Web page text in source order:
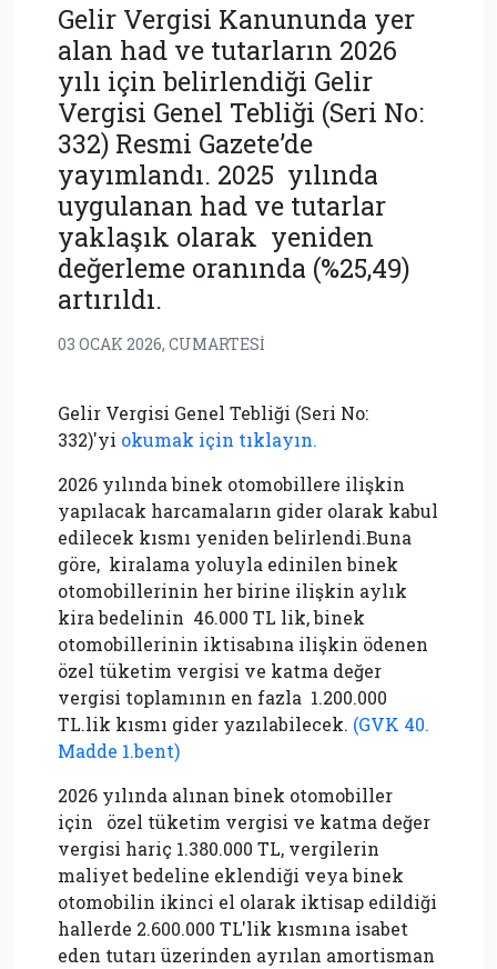
Gelir Vergisi Kanununda yer
alan had ve tutarların 2026
yılı için belirlendiği Gelir
Vergisi Genel Tebliği (Seri No:
332) Resmi Gazete’de
yayımlandı. 2025 yılında
uygulanan had ve tutarlar
yaklaşık olarak yeniden
değerleme oranında (%25,49)
artırıldı.
03 OCAK 2026, CUMARTESI
Gelir Vergisi Genel Tebliği (Seri No:
332)'yi okumak için tıklayın.
2026 yılında binek otomobillere ilişkin
yapılacak harcamaların gider olarak kabul
edilecek kısmı yeniden belirlendi.Buna
göre, kiralama yoluyla edinilen binek
otomobillerinin her birine ilişkin aylık
kira bedelinin 46.000 TL lik, binek
otomobillerinin iktisabına ilişkin ödenen
özel tüketim vergisi ve katma değer
vergisi toplamının en fazla 1.200.000
TL.lik kısmı gider yazılabilecek. (GVK 40.
Madde 1.bent)
2026 yılında alınan binek otomobiller
için
özel tüketim vergisi ve katma değer
vergisi hariç 1.380.000 TL, vergilerin
maliyet bedeline eklendiği veya binek
otomobilin ikinci el olarak iktisap edildiği
hallerde 2.600.000 TL'lik kısmına isabet
eden tutarı üzerinden ayrılan amortisman